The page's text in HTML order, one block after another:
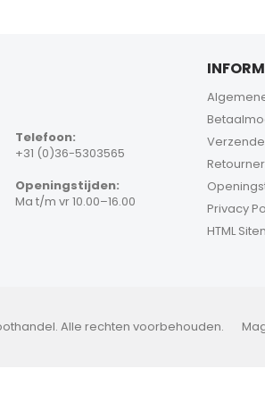
Telefoon:
+31 (0)36-5303565
Openingstijden:
Ma t/m vr 10.00–16.00
Privacy
HTML
Alle rechten voorbehouden.